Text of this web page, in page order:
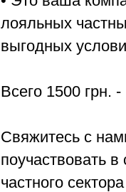
лояльных
выгодных
Всего 1500 грн.
Свяжитесь с
поучаствовать
частного